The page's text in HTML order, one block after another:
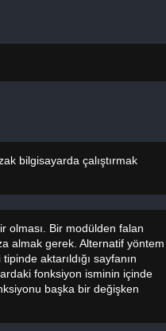
bilgisayarda çalıştırmak
olması. Bir modülden falan
almak gerek. Alternatif yöntem
aktarıldığı sayfanın
fonksiyon isminin içinde
başka bir değişken